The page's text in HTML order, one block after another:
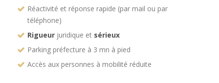
Réactivité et réponse rapide (par mail ou par
téléphone)
Rigueur juridique et sérieux
Parking préfecture à 3 mn à pied
Accès aux personnes à mobilité réduite